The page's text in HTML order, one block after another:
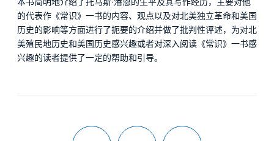
的代表作《常识》一书的内容、观点以及对北美独立革命和美国
历史的影响等方面进行了扼要的介绍并做了批判性评述，为对北
美殖民地历史和美国历史感兴趣或者对深入阅读《常识》一书感
兴趣的读者提供了一定的帮助和引导。